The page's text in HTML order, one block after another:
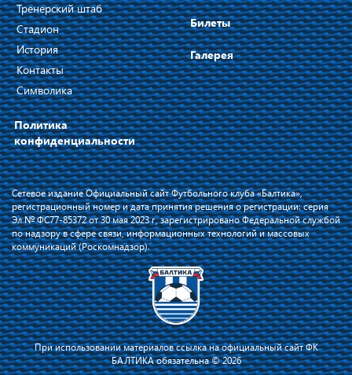
Тренерский штаб
Стадион
История
Контакты
Символика
Политика
конфиденциальности
Билеты
Галерея
Сетевое издание Официальный сайт Футбольного клуба «Балтика»,
регистрационный номер и дата принятия решения о регистрации: серия
Эл № ФС77-85372 от 30 мая 2023 г, зарегистрировано Федеральной службой
по надзору в сфере связи, информационных технологий и массовых
коммуникаций (Роскомнадзор).
При использовании материалов ссылка на официальный сайт ФК
БАЛТИКА обязательна © 2026